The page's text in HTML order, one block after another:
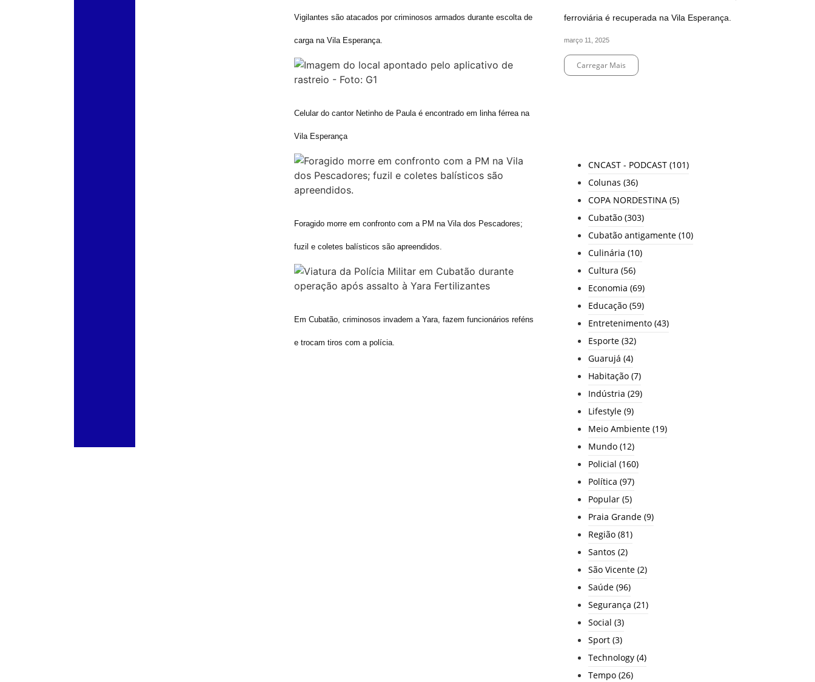
Vigilantes são atacados por criminosos armados durante escolta de
carga na Vila Esperança.
Celular do cantor Netinho de Paula é encontrado em linha férrea na
Vila Esperança
Foragido morre em confronto com a PM na Vila dos Pescadores;
fuzil e coletes balísticos são apreendidos.
Em Cubatão, criminosos invadem a Yara, fazem funcionários reféns
e trocam tiros com a polícia.
ferroviária é recuperada na Vila Esperança.
março 11, 2025
Carregar Mais
End of Content.
CNCAST - PODCAST (101)
Colunas (36)
COPA NORDESTINA (5)
Cubatão (303)
Cubatão antigamente (10)
Culinária (10)
Cultura (56)
Economia (69)
Educação (59)
Entretenimento (43)
Esporte (32)
Guarujá (4)
Habitação (7)
Indústria (29)
Lifestyle (9)
Meio Ambiente (19)
Mundo (12)
Policial (160)
Política (97)
Popular (5)
Praia Grande (9)
Região (81)
Santos (2)
São Vicente (2)
Saúde (96)
Segurança (21)
Social (3)
Sport (3)
Technology (4)
Tempo (26)